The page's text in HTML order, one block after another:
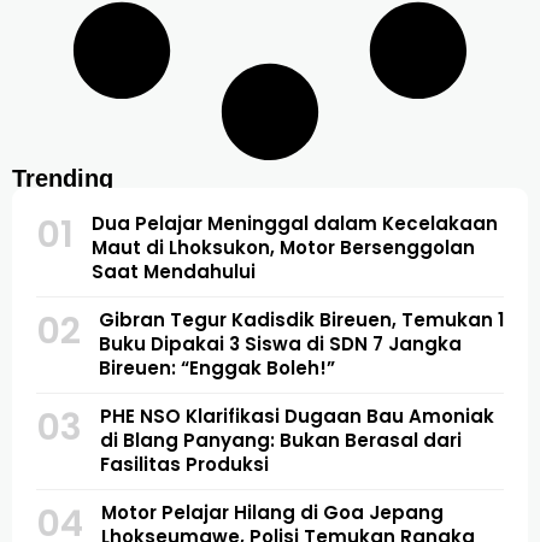
Trending
01
Dua Pelajar Meninggal dalam Kecelakaan
Maut di Lhoksukon, Motor Bersenggolan
Saat Mendahului
02
Gibran Tegur Kadisdik Bireuen, Temukan 1
Buku Dipakai 3 Siswa di SDN 7 Jangka
Bireuen: “Enggak Boleh!”
03
PHE NSO Klarifikasi Dugaan Bau Amoniak
di Blang Panyang: Bukan Berasal dari
Fasilitas Produksi
04
Motor Pelajar Hilang di Goa Jepang
Lhokseumawe, Polisi Temukan Rangka